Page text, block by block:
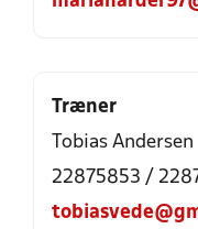
Træner
Tobias Andersen
22875853 /